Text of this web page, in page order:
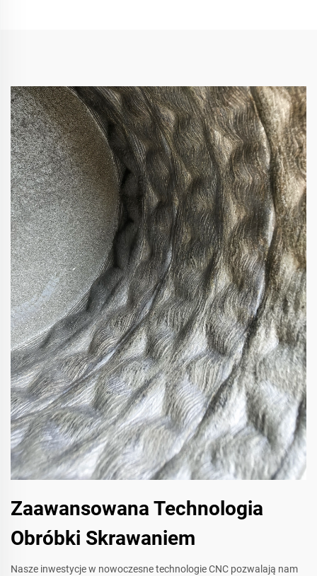
Zaawansowana Technologia
Obróbki Skrawaniem
Nasze inwestycje w nowoczesne technologie CNC pozwalają nam